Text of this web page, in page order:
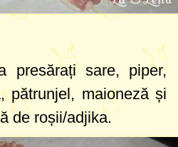
presărați sare, piper,
pătrunjel, maioneză și
de roșii/adjika.